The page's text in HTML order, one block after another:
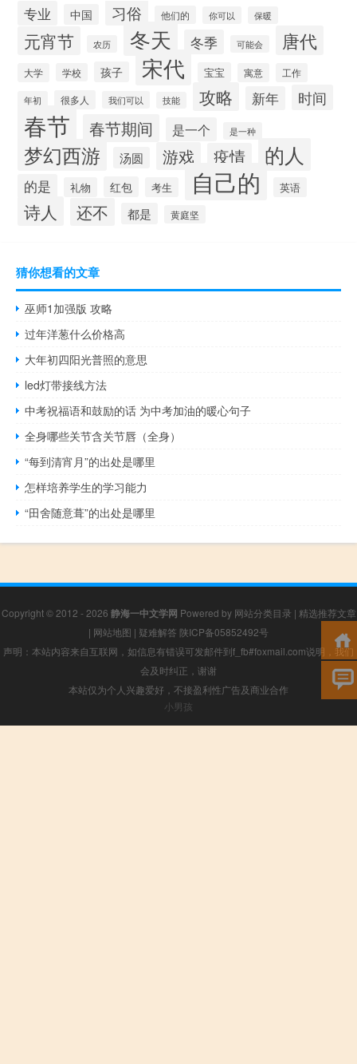
专业 中国 习俗 他们的 你可以 保暖
元宵节 农历 冬天 冬季 可能会 唐代
大学 学校 孩子 宋代 宝宝 寓意 工作
年初 很多人 我们可以 技能 攻略 新年 时间
春节 春节期间 是一个 是一种
梦幻西游 汤圆 游戏 疫情 的人
的是 礼物 红包 考生 自己的 英语
诗人 还不 都是 黄庭坚
猜你想看的文章
巫师1加强版 攻略
过年洋葱什么价格高
大年初四阳光普照的意思
led灯带接线方法
中考祝福语和鼓励的话 为中考加油的暖心句子
全身哪些关节含关节唇（全身）
“每到清宵月”的出处是哪里
怎样培养学生的学习能力
“田舍随意葺”的出处是哪里
Copyright © 2012 - 2026 静海一中文学网 Powered by 网站分类目录 | 精选推荐文章
| 网站地图 | 疑难解答 陕ICP备05852492号
声明：本站内容来自互联网，如信息有错误可发邮件到f_fb#foxmail.com说明，我们
会及时纠正，谢谢
本站仅为个人兴趣爱好，不接盈利性广告及商业合作
小男孩